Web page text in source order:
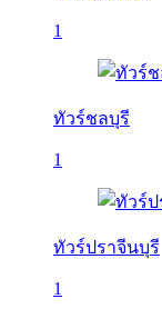
1
ทัวร์ชลบุรี
1
ทัวร์ปราจีนบุรี
1